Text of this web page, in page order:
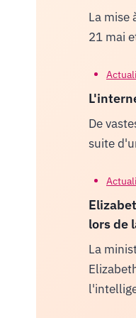
La mise
21 mai
De
suite
lors de
La